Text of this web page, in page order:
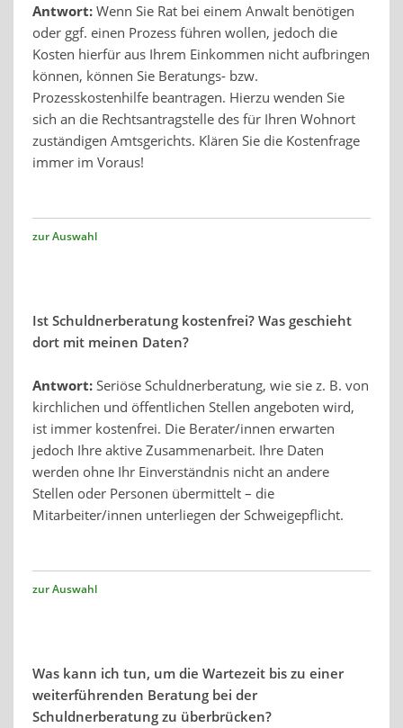
Antwort:Wenn Sie Rat bei einem Anwalt benötigen
oder ggf. einen Prozess führen wollen, jedoch die
Kosten hierfür aus Ihrem Einkommen nicht aufbringen
können, können Sie Beratungs- bzw.
Prozesskostenhilfe beantragen. Hierzu wenden Sie
sich an die Rechtsantragstelle des für Ihren Wohnort
zuständigen Amtsgerichts. Klären Sie die Kostenfrage
immer im Voraus!
zur Auswahl
Ist Schuldnerberatung kostenfrei? Was geschieht
dort mit meinen Daten?
Antwort:Seriöse Schuldnerberatung, wie sie z. B. von
kirchlichen und öffentlichen Stellen angeboten wird,
ist immer kostenfrei. Die Berater/innen erwarten
jedoch Ihre aktive Zusammenarbeit. Ihre Daten
werden ohne Ihr Einverständnis nicht an andere
Stellen oder Personen übermittelt – die
Mitarbeiter/innen unterliegen der Schweigepflicht.
zur Auswahl
Was kann ich tun, um die Wartezeit bis zu einer
weiterführenden Beratung bei der
Schuldnerberatung zu überbrücken?